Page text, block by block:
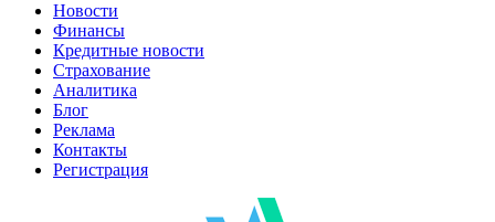
Новости
Финансы
Кредитные новости
Страхование
Аналитика
Блог
Реклама
Контакты
Регистрация